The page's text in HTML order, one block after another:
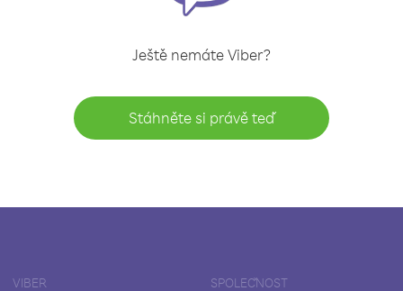
Ještě nemáte Viber?
Stáhněte si právě teď
VIBER SPOLEČNOST